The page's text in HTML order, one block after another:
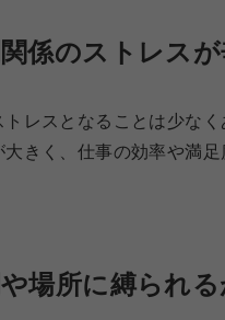
係のストレス
レスとなることは少な
きく、仕事の効率や満
場所に縛られ